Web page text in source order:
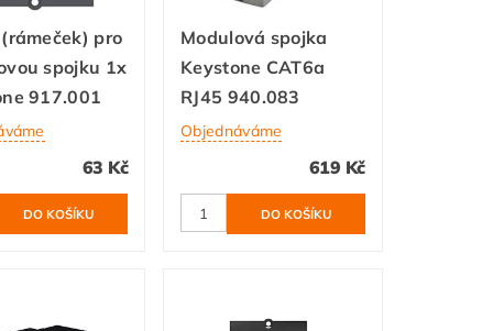
pro
spojku 1x
917.001
63 Kč
Modulová spojka
Keystone CAT6a
RJ45 940.083
Objednáváme
619 Kč